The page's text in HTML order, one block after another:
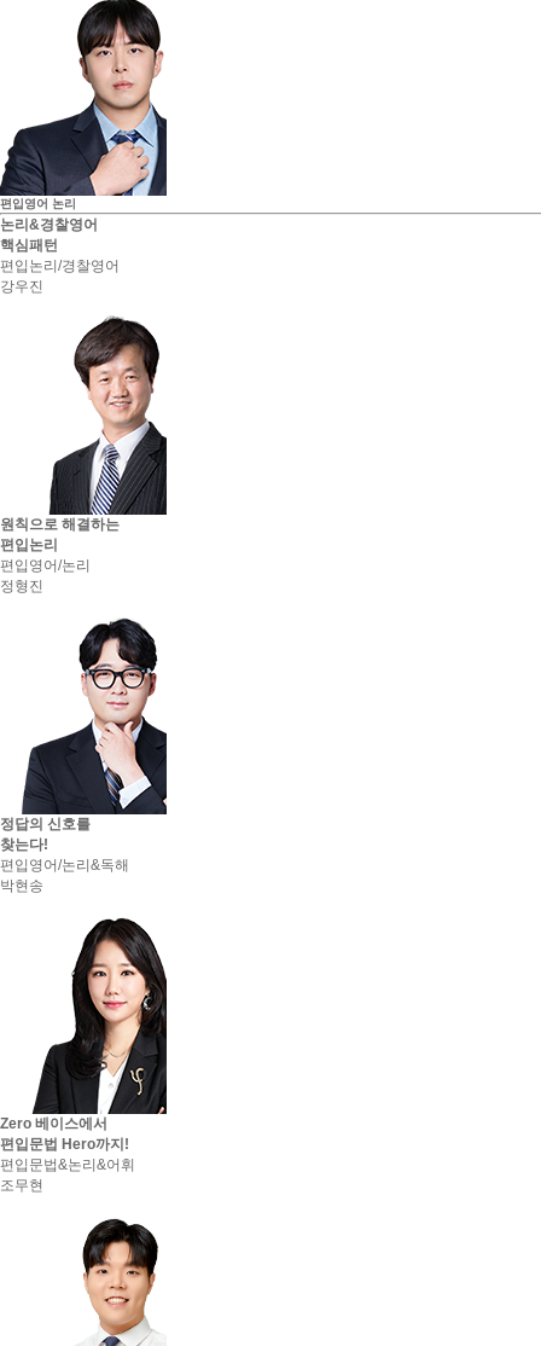
세종대학교 최종합격 김*솔
편입영어 논리
논리&경찰영어
핵심패턴
편입논리/경찰영어
강우진
원칙으로 해결하는
편입논리
편입영어/논리
정형진
정답의 신호를
찾는다!
편입영어/논리&독해
박현송
Zero 베이스에서
편입문법 Hero까지!
편입문법&논리&어휘
조무현